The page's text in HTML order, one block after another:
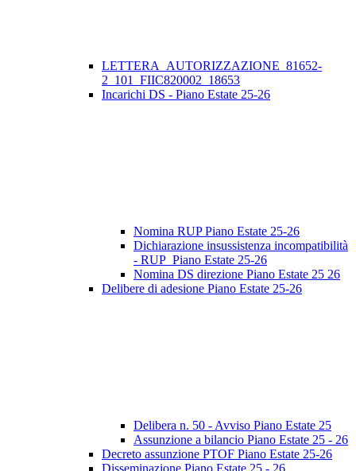
LETTERA_AUTORIZZAZIONE_81652-
2_101_FIIC820002_18653
Incarichi DS - Piano Estate 25-26
Nomina RUP Piano Estate 25-26
Dichiarazione insussistenza incompatibilità
- RUP_Piano Estate 25-26
Nomina DS direzione Piano Estate 25 26
Delibere di adesione Piano Estate 25-26
Delibera n. 50 - Avviso Piano Estate 25
Assunzione a bilancio Piano Estate 25 - 26
Decreto assunzione PTOF Piano Estate 25-26